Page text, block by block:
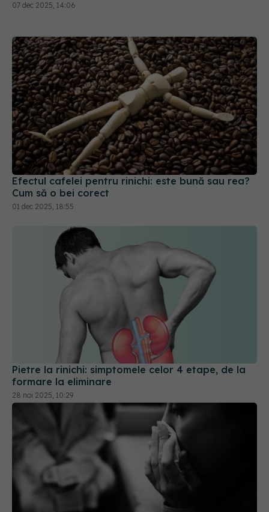
07 dec 2025, 14:06
Efectul cafelei pentru rinichi: este bună sau rea?
Cum să o bei corect
01 dec 2025, 18:55
Pietre la rinichi: simptomele celor 4 etape, de la
formare la eliminare
28 noi 2025, 10:29